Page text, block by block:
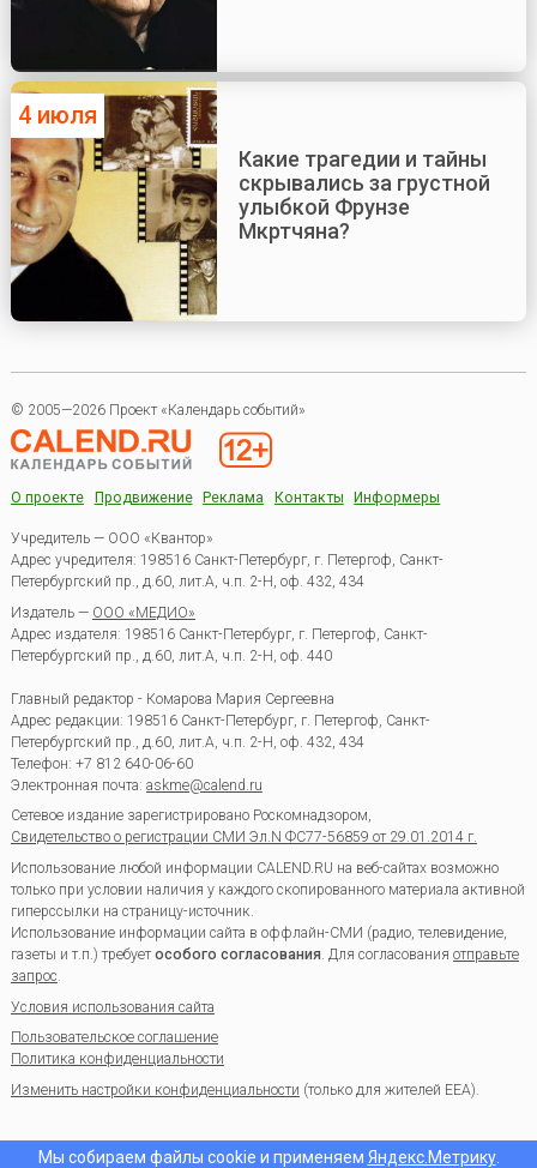
4 июля
Какие трагедии и тайны
скрывались за грустной
улыбкой Фрунзе
Мкртчяна?
© 2005—2026 Проект «Календарь событий»
О проекте Продвижение Реклама Контакты Информеры
Учредитель — ООО «Квантор»
Адрес учредителя: 198516 Санкт-Петербург, г. Петергоф, Санкт-
Петербургский пр., д.60, лит.А, ч.п. 2-Н, оф. 432, 434
Издатель — ООО «МЕДИО»
Адрес издателя: 198516 Санкт-Петербург, г. Петергоф, Санкт-
Петербургский пр., д.60, лит.А, ч.п. 2-Н, оф. 440
Главный редактор - Комарова Мария Сергеевна
Адрес редакции: 198516 Санкт-Петербург, г. Петергоф Санкт-
Петербургский пр., д.60, лит.А, ч.п. 2-Н, оф. 432, 434
Телефон: +7 812 640-06-60
Электронная почта: askme@calend.ru
Сетевое издание зарегистрировано Роскомнадзором,
Свидетельство о регистрации СМИ Эл.N ФС77-56859 от 29.01.2014 г.
Использование любой информации CALEND.RU на веб-сайтах возможно
только при условии наличия у каждого скопированного материала активной
гиперссылки на страницу-источник.
Использование информации сайта в оффлайн-СМИ (радио, телевидение,
газеты и т.п.) требуетособого согласования. Для согласования отправьте
запрос.
Условия использования сайта
Пользовательское соглашение
Политика конфиденциальности
Изменить настройки конфиденциальности (только для жителей EEA).
Мы собираем файлы cookie и применяем Яндекс.Метрику.